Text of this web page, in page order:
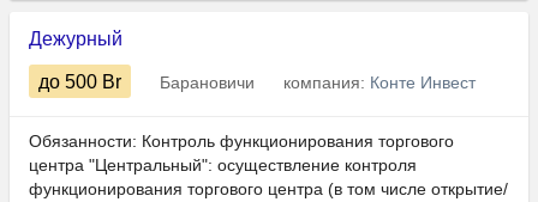
Дежурный
до 500 Br Барановичи компания: Конте Инвест
Обязанности: Контроль функционирования торгового
центра "Центральный": осуществление контроля
функционирования торгового центра (в том числе открытие/